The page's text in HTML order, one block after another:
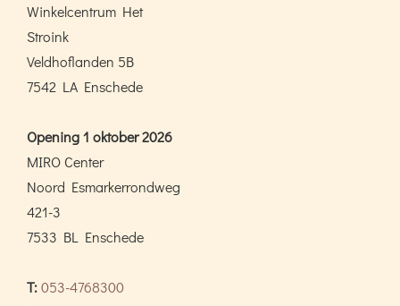
Winkelcentrum Het
Stroink
Veldhoflanden 5B
7542 LA Enschede
Opening 1 oktober 2026
MIRO Center
Noord Esmarkerrondweg
421-3
7533 BL Enschede
T:053-4768300